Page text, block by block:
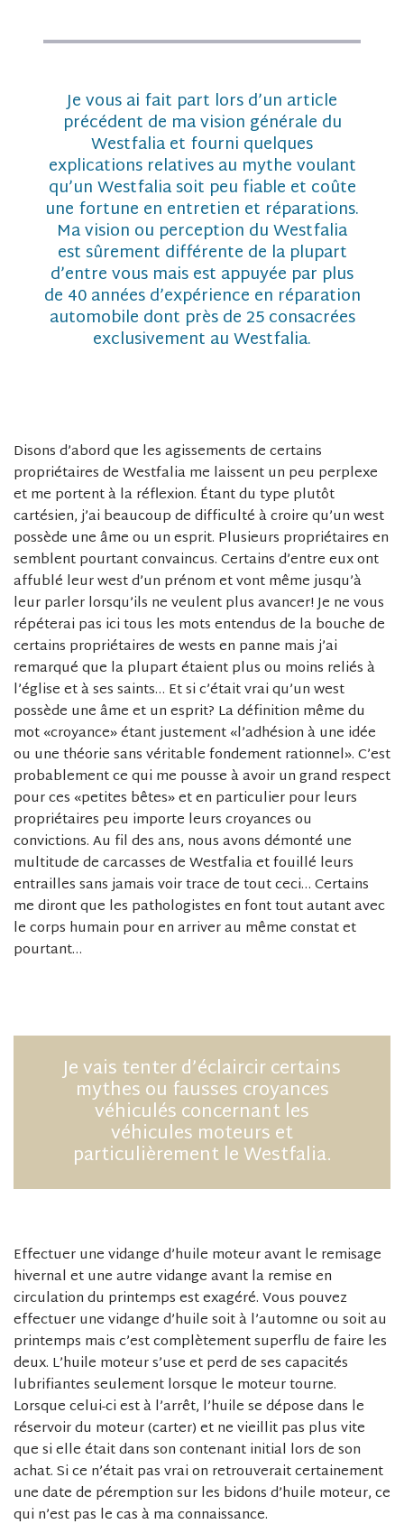
Je vous ai fait part lors d’un article
précédent de ma vision générale du
Westfalia et fourni quelques
explications relatives au mythe voulant
qu’un Westfalia soit peu fiable et coûte
une fortune en entretien et réparations.
Ma vision ou perception du Westfalia
est sûrement différente de la plupart
d’entre vous mais est appuyée par plus
de 40 années d’expérience en réparation
automobile dont près de 25 consacrées
exclusivement au Westfalia.
Disons d’abord que les agissements de certains
propriétaires de Westfalia me laissent un peu perplexe
et me portent à la réflexion. Étant du type plutôt
cartésien, j’ai beaucoup de difficulté à croire qu’un west
possède une âme ou un esprit. Plusieurs propriétaires en
semblent pourtant convaincus. Certains d’entre eux ont
affublé leur west d’un prénom et vont même jusqu’à
leur parler lorsqu’ils ne veulent plus avancer! Je ne vous
répéterai pas ici tous les mots entendus de la bouche de
certains propriétaires de wests en panne mais j’ai
remarqué que la plupart étaient plus ou moins reliés à
l’église et à ses saints… Et si c’était vrai qu’un west
possède une âme et un esprit? La définition même du
mot «croyance» étant justement «l’adhésion à une idée
ou une théorie sans véritable fondement rationnel». C’est
probablement ce qui me pousse à avoir un grand respect
pour ces «petites bêtes» et en particulier pour leurs
propriétaires peu importe leurs croyances ou
convictions. Au fil des ans, nous avons démonté une
multitude de carcasses de Westfalia et fouillé leurs
entrailles sans jamais voir trace de tout ceci… Certains
me diront que les pathologistes en font tout autant avec
le corps humain pour en arriver au même constat et
pourtant…
Je vais tenter d’éclaircir certains
mythes ou fausses croyances
véhiculés concernant les
véhicules moteurs et
particulièrement le Westfalia.
Effectuer une vidange d’huile moteur avant le remisage
hivernal et une autre vidange avant la remise en
circulation du printemps est exagéré. Vous pouvez
effectuer une vidange d’huile soit à l’automne ou soit au
printemps mais c’est complètement superflu de faire les
deux. L’huile moteur s’use et perd de ses capacités
lubrifiantes seulement lorsque le moteur tourne.
Lorsque celui-ci est à l’arrêt, l’huile se dépose dans le
réservoir du moteur (carter) et ne vieillit pas plus vite
que si elle était dans son contenant initial lors de son
achat. Si ce n’était pas vrai on retrouverait certainement
une date de péremption sur les bidons d’huile moteur, ce
qui n’est pas le cas à ma connaissance.